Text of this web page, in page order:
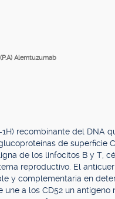
Alemtuzumab
recombinante del DNA
de superficie
de los linfocitos B y T,
reproductivo. El
y complementaria en
a los CD52 un